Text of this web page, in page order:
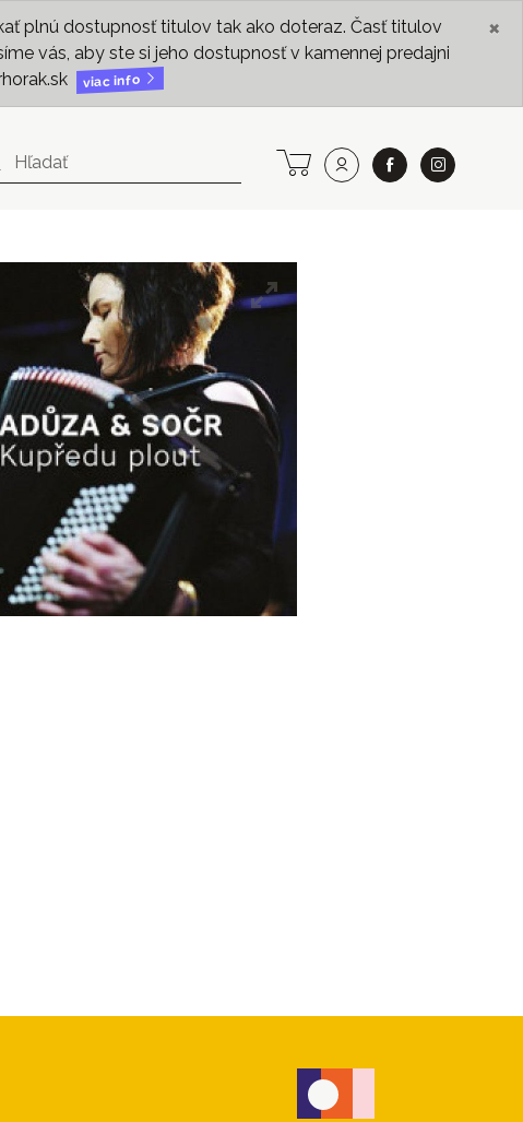
plnú dostupnosť titulov tak ako doteraz. Časť titulov
vás, aby ste si jeho dostupnosť v kamennej predajni
viac info
×